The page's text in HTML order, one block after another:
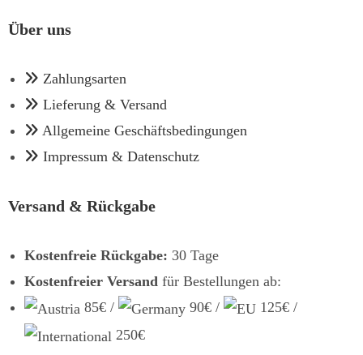
Über uns
Zahlungsarten
Lieferung & Versand
Allgemeine Geschäftsbedingungen
Impressum & Datenschutz
Versand & Rückgabe
Kostenfreie Rückgabe: 30 Tage
Kostenfreier Versand für Bestellungen ab:
85€ /
90€ /
125€ /
250€